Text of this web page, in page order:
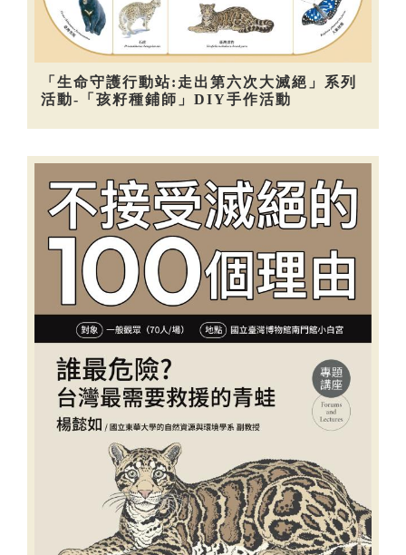
「生命守護行動站:走出第六次大滅絕」系列
活動-「孩籽種鋪師」DIY手作活動